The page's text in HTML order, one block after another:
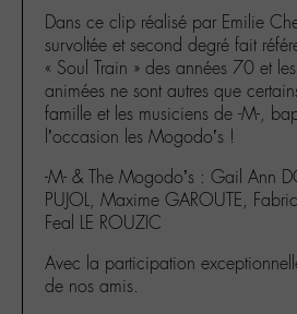
Dans ce clip réalisé par Emilie
survoltée et second degré fait
« Soul Train » des années 70 et
animées ne sont autres que
famille et les musiciens de -M-,
l’occasion les Mogodo’s !
-M- & The Mogodo’s : Gail Ann
PUJOL, Maxime GAROUTE,
Feal LE ROUZIC
Avec la participation
de nos amis.